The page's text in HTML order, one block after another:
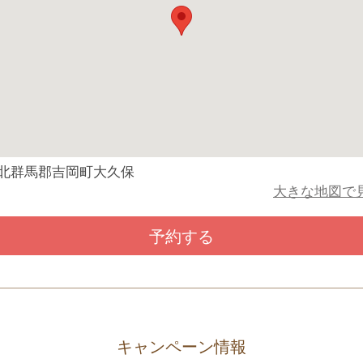
群馬郡吉岡町大久保
大きな地図で
予約する
キャンペーン情報